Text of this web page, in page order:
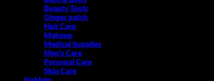
Beauty Tools
Ginger patch
Hair Care
Makeup
Medical Supplies
Men's Care
Personal Care
Skin Care